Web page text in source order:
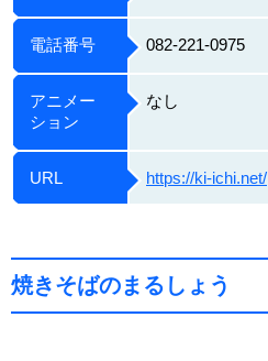
電話番号 082-221-0975
アニメー
ション
なし
URL https://ki-ichi.net/
焼きそばのまるしょう